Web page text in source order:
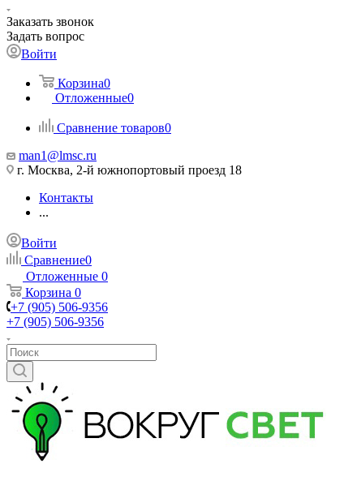
Заказать звонок
Задать вопрос
Войти
Корзина0
Отложенные0
Сравнение товаров0
man1@lmsc.ru
г. Москва, 2-й южнопортовый проезд 18
Контакты
...
Войти
Сравнение0
Отложенные 0
Корзина 0
+7 (905) 506-9356
+7 (905) 506-9356